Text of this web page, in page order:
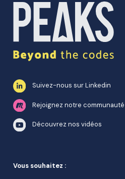
Suivez-nous sur Linkedin
Rejoignez notre
Découvrez nos vidéos
Vous souhaitez :